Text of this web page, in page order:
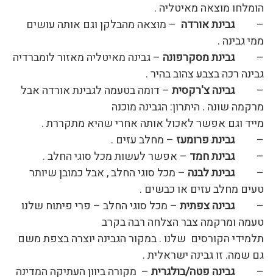
הומלחו מוצאה מאיטליה .
–גבינת אורדה – מוצאה מהבלקן וגם אותה עושים
ממי גבינה .
–גבינת מסקרפונה – גבינה מאיטליה מאזור לומברדיה
גבינה רכה בצבע צהוב בהיר .
–גבינה צ'רקסית – דומה בטעמה לגבינת אורדה אבל
מרקמה שונה . היתרון: הגבינה מוכנה
מייד וגם אפשר לאכול אותה אחרי שהיא מתקררת .
–גבינת פרומעז – מחלב עזים .
–גבינת חמד – אפשר לעשות מכל סוגי החלב .
–גבינת לבנה – מכל סוגי החלב , אבל כמובן שיותר
טעים מחלב עזים או כבשים .
–גבינה צפתית – מכל סוגי החלב – פרי פיתוח שלנו
טעמה ומרקמה צבר הצלחה רבה בקרב
תלמידי הקורסים שלנו . במקור הגבינה יוצרה בצפת משם
גם שמה. זו גבינה ישראלית .
–גבינה פטה/בולגרית – מקורה ביוון העתיקה המדינה